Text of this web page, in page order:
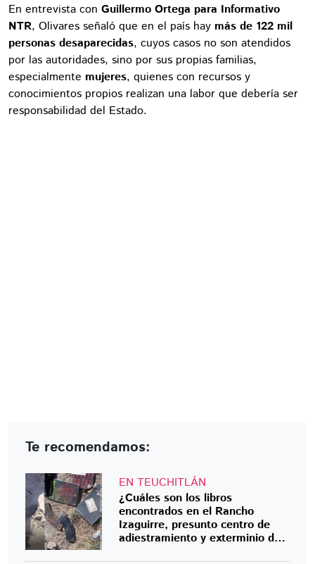
En entrevista con Guillermo Ortega para Informativo
NTR, Olivares señaló que en el país hay más de 122 mil
personas desaparecidas, cuyos casos no son atendidos
por las autoridades, sino por sus propias familias,
especialmente mujeres, quienes con recursos y
conocimientos propios realizan una labor que debería ser
responsabilidad del Estado.
Te recomendamos:
EN TEUCHITLÁN
¿Cuáles son los libros
encontrados en el Rancho
Izaguirre, presunto centro de
adiestramiento y exterminio del